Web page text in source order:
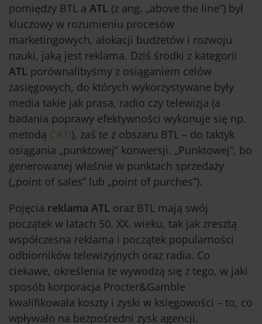
pomiędzy BTL a ATL (z ang. „above the line”) był
kluczowy w rozumieniu procesów
marketingowych, alokacji budżetów i rozwoju
nauki, jaką jest reklama. Dziś środki z kategorii
ATL porównalibyśmy z osiąganiem celów
zasięgowych, do których wykorzystywane były
media takie jak prasa, radio czy telewizja (a
badania poprawy efektywności wykonuje się np.
metodą CATI), zaś te z obszaru BTL – do taktyk
osiągania „punktowej” konwersji. „Punktowej”, bo
generowanej właśnie w punktach sprzedaży
(„point of sales” lub „point of purches”).
Pojęcia reklama ATL oraz BTL mają swój
początek w latach 50. XX. wieku, tak jak zresztą
współczesna reklama i początek popularności
odbiorników telewizyjnych oraz radia. Co
ciekawe, określenia te wywodzą się z tego, w jaki
sposób korporacja Procter&Gamble
kwalifikowała koszty i zyski w księgowości – to, co
wpływało na bezpośredni zysk agencji,